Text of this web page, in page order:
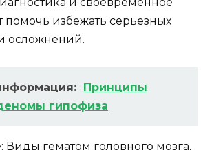
помочь избежать серьезных
осложнений.
Принципы
гипофиза
Виды гематом головного мозга,